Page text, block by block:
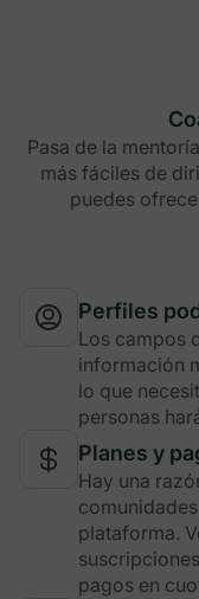
Pasa de la
más fáciles de
puedes
Perfiles
Los campos
información
lo que
personas
Planes y
Hay una
plataforma.
pagos en